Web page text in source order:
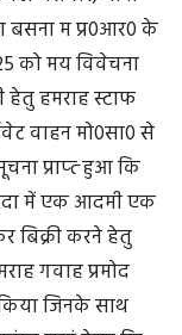
बसना म प्र0आर0 के
को मय विवेचना
हमराह स्टाफ
वाहन मो0सा0 से
प्राप्त्‍ हुआ कि
में एक आदमी एक
बिक्री करने हेतु
गवाह प्रमोद
जिनके साथ